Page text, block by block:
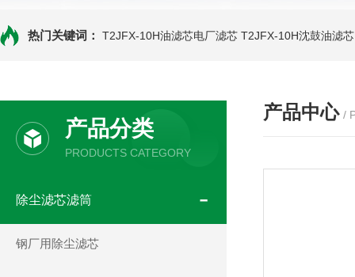
热门关键词： T2JFX-10H油滤芯电厂滤芯 T2JFX-10H沈鼓油滤芯
产品分类
PRODUCTS CATEGORY
除尘滤芯滤筒
钢厂用除尘滤芯
产品中心 /